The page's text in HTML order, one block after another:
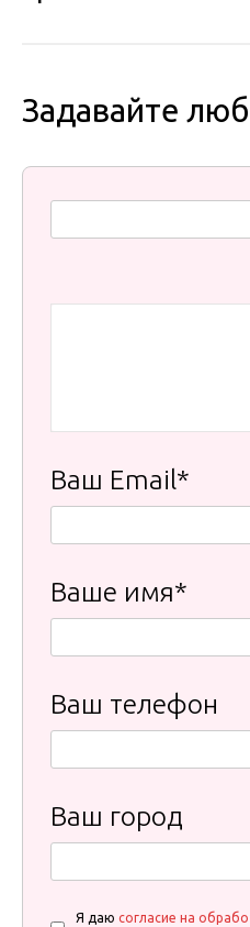
Задавайте
Ваш Email*
Ваше имя*
Ваш телефон
Ваш город
Я даю согласие на